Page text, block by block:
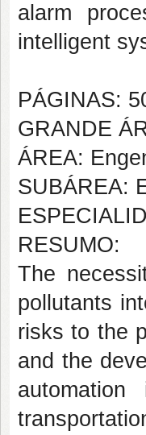
alarm
intelligent
PÁGINAS:
GRANDE
ÁREA:
SUBÁREA:
RESUMO:
The
pollutants
risks to the
and the